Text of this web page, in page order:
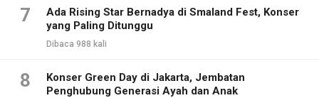
7
Ada Rising Star Bernadya di Smaland Fest, Konser
yang Paling Ditunggu
Dibaca 988 kali
8
Konser Green Day di Jakarta, Jembatan
Penghubung Generasi Ayah dan Anak